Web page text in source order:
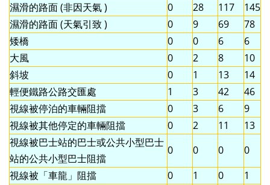
濕滑的路面 (非因天氣 )
0 28 117
145
濕滑的路面 (天氣引致 )
0 9 69
78
矮橋
0 0 6
6
大風
0 2 8
10
斜坡
0 1 13
14
輕便鐵路公路交匯處
1 3 42
46
視線被停泊的車輛阻擋
0 3 6
9
視線被其他停定的車輛阻擋
0 2 11
13
視線被巴士站的巴士或公共小型巴士
站的公共小型巴士阻擋
0 0 0
0
視線被「車龍」阻擋
0 1 0
1